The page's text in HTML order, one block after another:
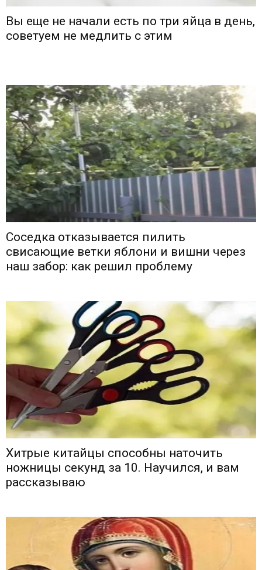
Вы еще не начали есть по три яйца в день,
советуем не медлить с этим
Соседка отказывается пилить
свисающие ветки яблони и вишни через
наш забор: как решил проблему
Хитрые китайцы способны наточить
ножницы секунд за 10. Научился, и вам
рассказываю